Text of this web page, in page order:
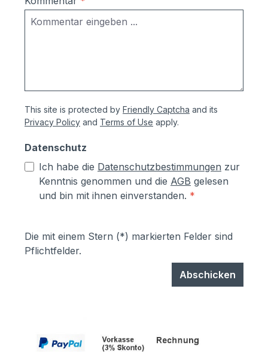
dem Pulverbeschichten Eisen-
phosphatiert, Aluminiumteile chromfrei
Polyesterpulver in Fassadenqualität, dies
garantiert UV- und Wetterbeständigkeit-
mindestens ca. 70 µmProduktservice:-
Ersatzteile sind günsitg vorrätig, Türen
und Klappen sowie alle Funktionselemente
können einfach selbst ausgetauscht
Ausrichtung nach Montage bzw.
Austuasch im Falle einer Beschädigung
This site is protected by Friendly Captcha and its
Privacy Policy and Terms of Use apply.
Datenschutz
Ich habe die Datenschutzbestimmungen zur
Kenntnis genommen und die AGB gelesen
und bin mit ihnen einverstanden. *
Die mit einem Stern (*) markierten Felder sind
Pflichtfelder.
Abschicken